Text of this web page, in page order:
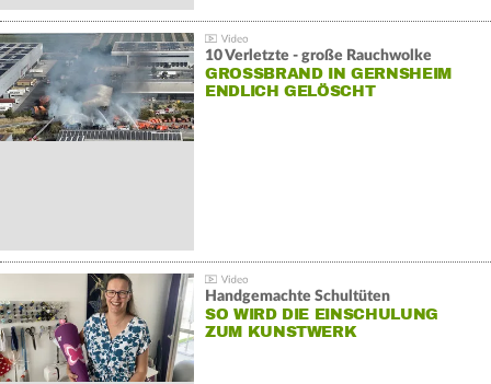
10 Verletzte - große Rauchwolke
GROSSBRAND IN GERNSHEIM E
NDLICH GELÖSCHT
Handgemachte Schultüten
SO WIRD DIE EINSCHULUNG
ZUM KUNSTWERK